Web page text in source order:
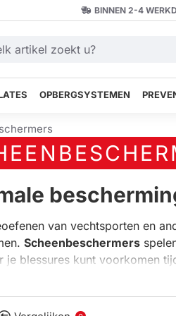
BINNEN 2-4
OPBERGSYSTEMEN
van vechtsporten en
Scheenbeschermers
je blessures kunt voorkomen
en